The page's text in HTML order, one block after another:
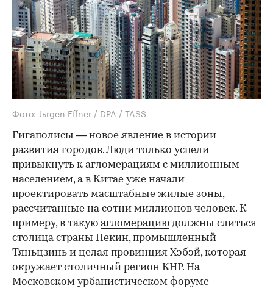
Фото: Jьrgen Effner / DPA / TASS
Гигаполисы — новое явление в истории
развития городов. Люди только успели
привыкнуть к агломерациям с миллионным
населением, а в Китае уже начали
проектировать масштабные жилые зоны,
рассчитанные на сотни миллионов человек. К
примеру, в такую агломерацию должны слиться
столица страны Пекин, промышленный
Тяньцзинь и целая провинция Хэбэй, которая
окружает столичный регион КНР. На
Московском урбанистическом форуме